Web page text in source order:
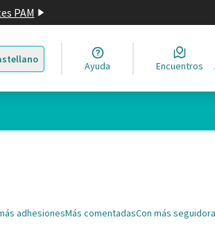
PAM
la llengua Elegir el idioma
Ayuda Encuentros
adhesionesMás comentadasCon más